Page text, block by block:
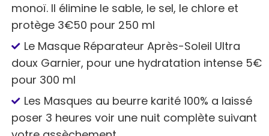
monoï. Il élimine le sable, le sel, le chlore et
protège 3€50 pour 250 ml
Le Masque Réparateur Après-Soleil Ultra
doux Garnier, pour une hydratation intense 5€
pour 300 ml
Les Masques au beurre karité 100% a laissé
poser 3 heures voir une nuit complète suivant